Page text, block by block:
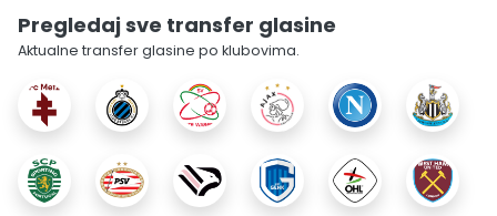
Pregledaj sve transfer glasine
Aktualne transfer glasine po klubovima.